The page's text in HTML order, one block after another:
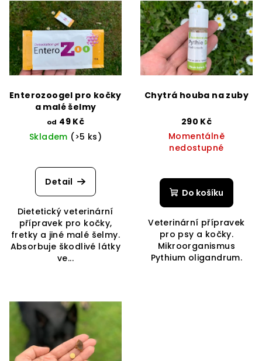
d
u
k
t
ů
ý
p
s
p
rEnterozoogel pro kočky
a malé šelmy
od 49 Kč
Skladem (>5 ks)
Detail
Dietetický veterinární
přípravek pro kočky,
fretky a jiné malé šelmy.
Absorbuje škodlivé látky
ve...
Chytrá houba na zuby
290 Kč
Momentálně
nedostupné
Do košíku
Veterinární přípravek
pro psy a kočky.
Mikroorganismus
Pythium oligandrum.